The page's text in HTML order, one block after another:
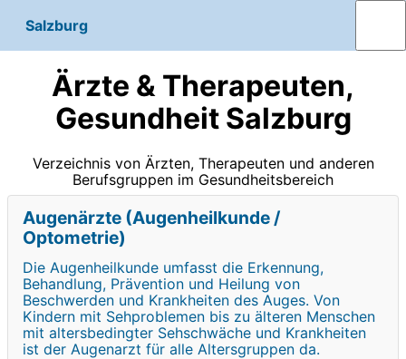
Salzburg
Ärzte & Therapeuten,
Gesundheit Salzburg
Verzeichnis von Ärzten, Therapeuten und anderen
Berufsgruppen im Gesundheitsbereich
Augenärzte (Augenheilkunde /
Optometrie)
Die Augenheilkunde umfasst die Erkennung,
Behandlung, Prävention und Heilung von
Beschwerden und Krankheiten des Auges. Von
Kindern mit Sehproblemen bis zu älteren Menschen
mit altersbedingter Sehschwäche und Krankheiten
ist der Augenarzt für alle Altersgruppen da.